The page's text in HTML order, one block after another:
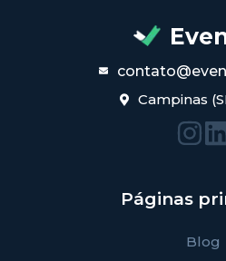
Campinas
Páginas
Blog